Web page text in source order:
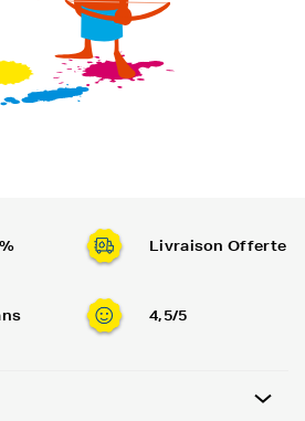
Livraison Offerte
4,5/5